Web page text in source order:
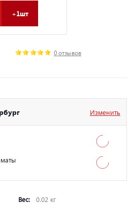
+1шт
0 отзывов
Изменить
Вес:
0.02 кг